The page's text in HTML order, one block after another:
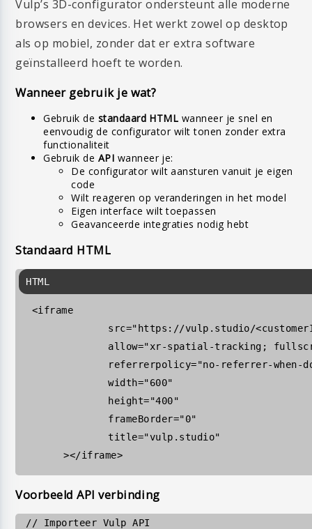
Vulp’s 3D-configurator ondersteunt alle moderne
browsers en devices. Het werkt zowel op desktop
als op mobiel, zonder dat er extra software
geïnstalleerd hoeft te worden.
Wanneer gebruik je wat?
Gebruik de standaard HTML wanneer je snel en
eenvoudig de configurator wilt tonen zonder extra
functionaliteit
Gebruik de API wanneer je:
De configurator wilt aansturen vanuit je eigen
code
Wilt reageren op veranderingen in het model
Eigen interface wilt toepassen
Geavanceerde integraties nodig hebt
Standaard HTML
<iframe
src="https://vulp.studio/
allow="xr-spatial-tracking;
referrerpolicy="no-referrer-when-
width="600"
height="400"
frameBorder="0"
title="vulp.studio"
	></
iframe
Voorbeeld API verbinding